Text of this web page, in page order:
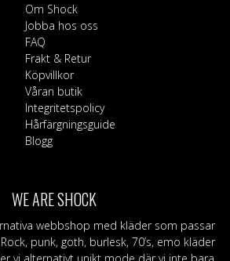
Om Shock
Jobba hos oss
FAQ
Frakt & Retur
Köpvillkor
Våran butik
Integritetspolicy
Hårfärgningsguide
Blogg
WE ARE SHOCK
webbshop med kläder som passar
punk, goth, burlesk, 70’s, emo kläder